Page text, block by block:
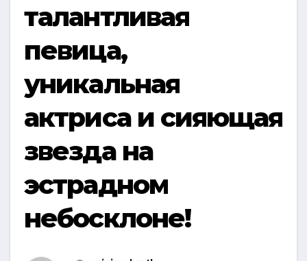
талантливая
певица,
уникальная
актриса и сияющая
звезда на
эстрадном
небосклоне!